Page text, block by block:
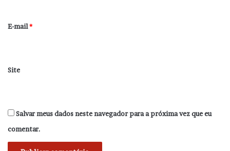
*
E-mail*
Site
Salvar meus dados neste navegador para a próxima vez que eu
comentar.